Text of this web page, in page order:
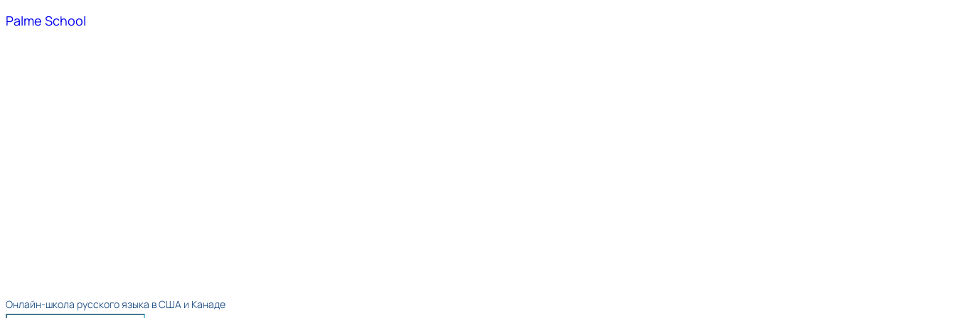
Palme School
Онлайн-школа русского языка в США и Канаде​